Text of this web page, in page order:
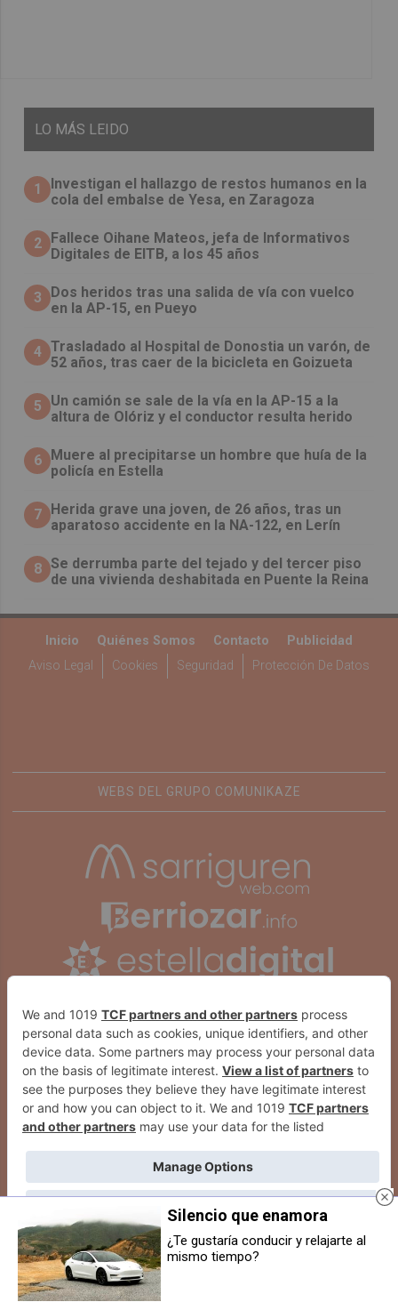
LO MÁS LEIDO
1
Investigan el hallazgo de restos humanos en la
cola del embalse de Yesa, en Zaragoza
2 Fallece Oihane Mateos, jefa de Informativos
Digitales de EITB, a los 45 años
3
Dos heridos tras una salida de vía con vuelco
en la AP-15, en Pueyo
4 Trasladado al Hospital de Donostia un varón, de
52 años, tras caer de la bicicleta en Goizueta
5
Un camión se sale de la vía en la AP-15 a la
altura de Olóriz y el conductor resulta herido
6 Muere al precipitarse un hombre que huía de la
policía en Estella
7 Herida grave una joven, de 26 años, tras un
aparatoso accidente en la NA-122, en Lerín
8 Se derrumba parte del tejado y del tercer piso
de una vivienda deshabitada en Puente la Reina
Inicio Quiénes Somos Contacto
Publicidad
Aviso Legal
Cookies Seguridad Protección De Datos
WEBS DEL GRUPO COMUNIKAZE
Ola Arafat: «No podemos asistir
impasibles a este genocidio en
Gaza»
Descarrila un tren en Cortes: no
Silencio que enamora
¿Te gustaría conducir y relajarte al
mismo tiempo?